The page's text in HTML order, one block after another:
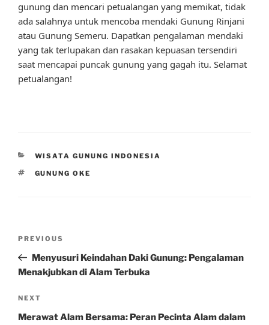
gunung dan mencari petualangan yang memikat, tidak
ada salahnya untuk mencoba mendaki Gunung Rinjani
atau Gunung Semeru. Dapatkan pengalaman mendaki
yang tak terlupakan dan rasakan kepuasan tersendiri
saat mencapai puncak gunung yang gagah itu. Selamat
petualangan!
CATEGORIES
WISATA GUNUNG INDONESIA
TAGS
GUNUNG OKE
Previous
Post
PREVIOUS
Menyusuri Keindahan Daki Gunung: Pengalaman
Menakjubkan di Alam Terbuka
Next
Post
NEXT
Merawat Alam Bersama: Peran Pecinta Alam dalam